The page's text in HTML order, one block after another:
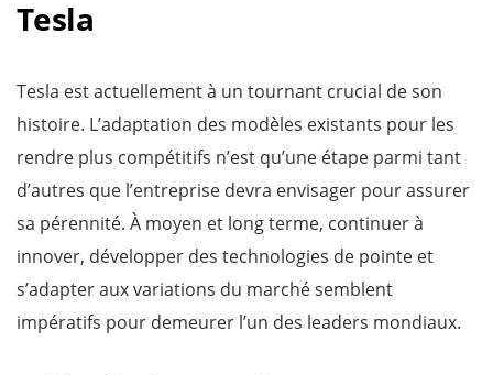
Tesla
Tesla est actuellement à un tournant crucial de son
histoire. L’adaptation des modèles existants pour les
rendre plus compétitifs n’est qu’une étape parmi tant
d’autres que l’entreprise devra envisager pour assurer
sa pérennité. À moyen et long terme, continuer à
innover, développer des technologies de pointe et
s’adapter aux variations du marché semblent
impératifs pour demeurer l’un des leaders mondiaux.